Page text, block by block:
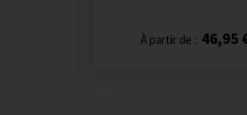
À partir de : 46,95